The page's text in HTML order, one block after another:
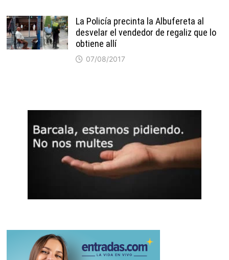
La Policía precinta la Albufereta al
desvelar el vendedor de regaliz que lo
obtiene allí
07/08/2017